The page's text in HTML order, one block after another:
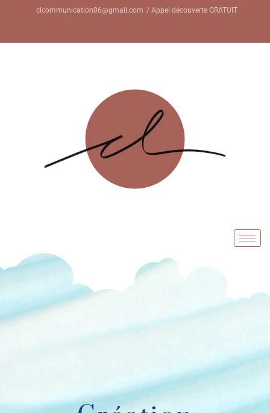
clcommunication06@gmail.com / Appel découverte GRATUIT